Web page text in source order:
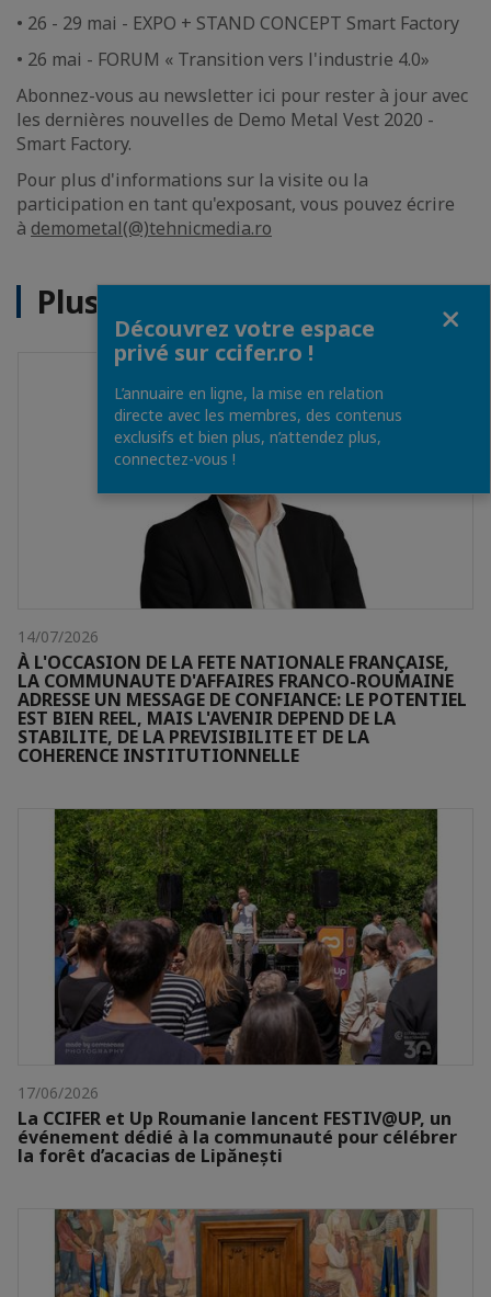
• 26 - 29 mai - EXPO + STAND CONCEPT Smart Factory
• 26 mai - FORUM « Transition vers l'industrie 4.0»
Abonnez-vous au newsletter ici pour rester à jour avec
les dernières nouvelles de Demo Metal Vest 2020 -
Smart Factory.
Pour plus d'informations sur la visite ou la
participation en tant qu'exposant, vous pouvez écrire
à demometal(@)tehnicmedia.ro
Plus d'actualités
14/07/2026
À L'OCCASION DE LA FETE NATIONALE FRANÇAISE,
LA COMMUNAUTE D'AFFAIRES FRANCO-ROUMAINE
ADRESSE UN MESSAGE DE CONFIANCE: LE POTENTIEL
EST BIEN REEL, MAIS L'AVENIR DEPEND DE LA
STABILITE, DE LA PREVISIBILITE ET DE LA
COHERENCE INSTITUTIONNELLE
17/06/2026
La CCIFER et Up Roumanie lancent FESTIV@UP, un
événement dédié à la communauté pour célébrer
la forêt d’acacias de Lipănești
Découvrez votre espace
privé sur ccifer.ro !
L’annuaire en ligne, la mise en relation
directe avec les membres, des contenus
exclusifs et bien plus, n’attendez plus,
connectez-vous !